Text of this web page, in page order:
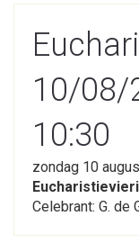
10/08/
10:30
zondag 10
Celebrant: G. de